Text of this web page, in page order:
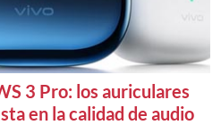
3 Pro: los auriculares
en la calidad de audio